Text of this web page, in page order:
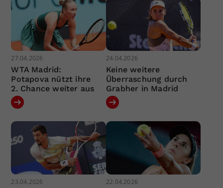
27.04.2026
WTA Madrid:
Potapova nützt ihre
2. Chance weiter aus
24.04.2026
Keine weitere
Überraschung durch
Grabher in Madrid
23.04.2026 22.04.2026